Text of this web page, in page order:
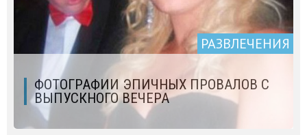
РАЗВЛЕЧЕНИЯ
ФОТОГРАФИИ ЭПИЧНЫХ ПРОВАЛОВ С
ВЫПУСКНОГО ВЕЧЕРА